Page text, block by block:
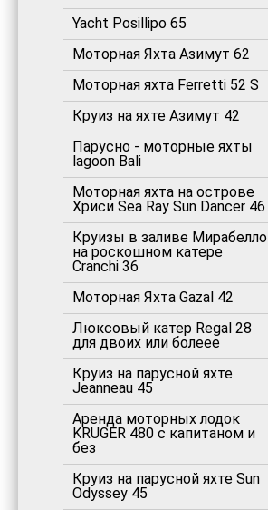
Yacht Posillipo 65
Моторная Яхта Азимут 62
Моторная яхта Ferretti 52 S
Круиз на яхте Азимут 42
Парусно - моторные яхты
lagoon Bali
Моторная яхта на острове
Хриси Sea Ray Sun Dancer 46
Круизы в заливе Мирабелло
на роскошном катере
Cranchi 36
Моторная Яхта Gazal 42
Люксовый катер Regal 28
для двоих или болеее
Круиз на парусной яхте
Jeanneau 45
Аренда моторных лодок
KRUGER 480 с капитаном и
без
Круиз на парусной яхте Sun
Odyssey 45